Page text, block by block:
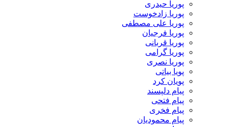
پوریا حیدری
پوریا زادخوست
پوریا علی مصطفی
پوریا فرجیان
پوریا قربانی
پوریا گرامی
پوریا نصری
پویا بیاتی
پویان کرد
پیام دلپسند
پیام فتحی
پیام فخری
پیام محمودیان